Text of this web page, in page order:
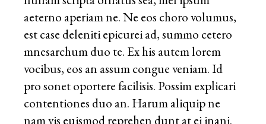
aeterno aperiam ne. Ne eos choro volumus,
est case deleniti epicurei ad, summo cetero
mnesarchum duo te. Ex his autem lorem
vocibus, eos an assum congue veniam. Id
pro sonet oportere facilisis. Possim explicari
contentiones duo an. Harum aliquip ne
nam vis euismod reprehen dunt at ei inani.